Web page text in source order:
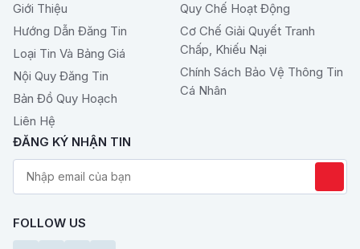
Giới Thiệu
Hướng Dẫn Đăng Tin
Loại Tin Và Bảng Giá
Nội Quy Đăng Tin
Bản Đồ Quy Hoạch
Liên Hệ
Quy Chế Hoạt Động
Cơ Chế Giải Quyết Tranh
Chấp, Khiếu Nại
Chính Sách Bảo Vệ Thông Tin
Cá Nhân
ĐĂNG KÝ NHẬN TIN
FOLLOW US